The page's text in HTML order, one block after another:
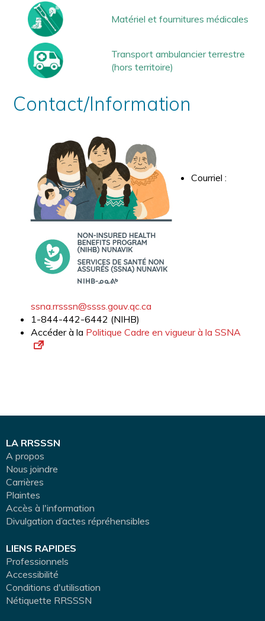
Matériel et fournitures médicales
Transport ambulancier terrestre
(hors territoire)
Contact/Information
Courriel :
ssna.rrsssn@ssss.gouv.qc.ca
1-844-442-6442 (NIHB)
Accéder à la Politique Cadre en vigueur à la SSNA
LA RRSSSN
A propos
Nous joindre
Carrières
Plaintes
Accès à l'information
Divulgation d’actes répréhensibles
LIENS RAPIDES
Professionnels
Accessibilité
Conditions d'utilisation
Nétiquette RRSSSN